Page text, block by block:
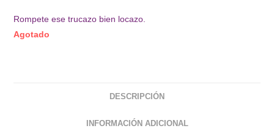
Rompete ese trucazo bien locazo.
Agotado
DESCRIPCIÓN
INFORMACIÓN ADICIONAL